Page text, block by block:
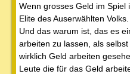
Wenn grosses Geld im Spiel
Elite des Auserwählten Volks.
Und das warum ist, das es
arbeiten zu lassen, als
wirklich Geld arbeiten
Leute die für das Geld